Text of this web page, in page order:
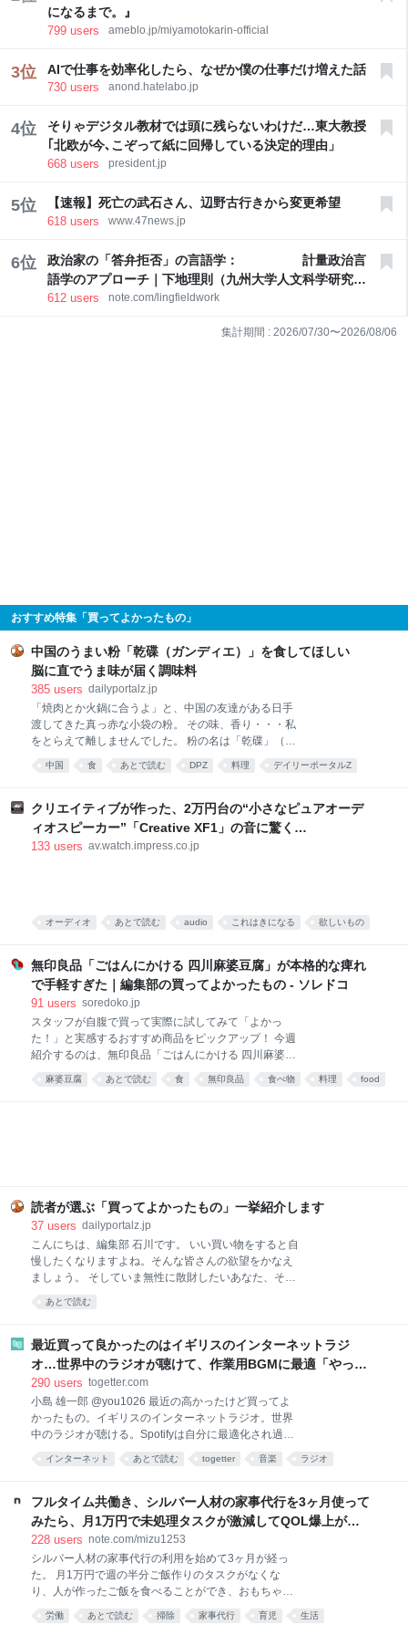
になるまで。』
799 users ameblo.jp/miyamotokarin-official
3位 AIで仕事を効率化したら、なぜか僕の仕事だけ増えた話
730 users anond.hatelabo.jp
4位
そりゃデジタル教材では頭に残らないわけだ…東大教授
｢北欧が今､こぞって紙に回帰している決定的理由」
668 users president.jp
5位 【速報】死亡の武石さん、辺野古行きから変更希望
618 users www.47news.jp
6位
政治家の「答弁拒否」の言語学： 計量政治言
語学のアプローチ｜下地理則（九州大学人文科学研究院
教授）
612 users note.com/lingfieldwork
集計期間 : 2026/07/30〜2026/08/06
おすすめ特集「買ってよかったもの」
中国のうまい粉「乾碟（ガンディエ）」を食してほしい
脳に直でうま味が届く調味料
385 users dailyportalz.jp
「焼肉とか火鍋に合うよ」と、中国の友達がある日手
渡してきた真っ赤な小袋の粉。 その味、香り・・・私
をとらえて離しませんでした。 粉の名は「乾碟」（ガ
た、脳に直でうま味が届く調味料です。 そんな乾碟を
した。 真っ赤な小袋に入った粉 大学院生のころ、中国
の東北地方から来た留学生の女の子と仲良くなりまし
た。 彼女は辛い物が大好き。「日本には辛い食べ物が
ない」と、中国のショッピングサイト「淘宝」（タオ
キャラの描かれた、真っ赤な小袋をくれました。 なん
していなか
中国 食 あとで読む DPZ 料理 デイリーポータルZ
クリエイティブが作った、2万円台の“小さなピュアオーデ
ィオスピーカー”「Creative XF1」の音に驚く
[Sponsored]
133 users av.watch.impress.co.jp
オーディオ あとで読む audio これはきになる 欲しいもの
無印良品「ごはんにかける 四川麻婆豆腐」が本格的な痺れ
で手軽すぎた｜編集部の買ってよかったもの - ソレドコ
91 users soredoko.jp
スタッフが自腹で買って実際に試してみて「よかっ
た！」と実感するおすすめ商品をピックアップ！ 今週
紹介するのは、無印良品「ごはんにかける 四川麻婆豆
本格四川の味が楽しめます。暑くて料理が億劫な日
調理するのは、面倒くさい。特に夏は外出するのも調
理するのも暑くて億劫。そんなときでも、手軽に本格
麻婆豆腐が味わえるのがこちらの商品です。 熱湯で約
4〜5分あたためて（電子レンジであたためる場合は
500Wで約2分）、ご飯にかけるだけ。初めて食べたと
きは、正
麻婆豆腐 あとで読む 食 無印良品 食べ物 料理 food
読者が選ぶ「買ってよかったもの」一挙紹介します
37 users dailyportalz.jp
こんにちは、編集部 石川です。 いい買い物をすると自
慢したくなりますよね。そんな皆さんの欲望をかなえ
ましょう。 そしていま無性に散財したいあなた、そん
主義の手先となった我々人類にもたらされる癒しのひ
もの」です。 ただいまAmazonが7/13(月)いっぱいま
で、プライムデーの大型セール中（現在は先行セー
ル）なので、琴線に触れた方はどしどしお買い求めく
ださい。 ※このページのリンクからご購入いただくと
一部収益がサイトに還元され運営費になります。あり
がとうございます！
あとで読む
最近買って良かったのはイギリスのインターネットラジ
オ…世界中のラジオが聴けて、作業用BGMに最適「やっぱ
り物理的な機械」「この質感で鎮座してくれるのがいい」
290 users togetter.com
小島 雄一郎 @you1026 最近の高かったけど買ってよ
かったもの。イギリスのインターネットラジオ。世界
中のラジオが聴ける。Spotifyは自分に最適化され過ぎ
と、その国の雰囲気とかと一緒に音楽が流れてくる。
こっちがいい。 pic.x.com/Qf4rbfrpij 2026-06-28
10:48:11
インターネット あとで読む togetter 音楽 ラジオ
フルタイム共働き、シルバー人材の家事代行を3ヶ月使って
みたら、月1万円で未処理タスクが激減してQOL爆上がり
した話。｜みず
228 users note.com/mizu1253
シルバー人材の家事代行の利用を始めて3ヶ月が経っ
た。 月1万円で週の半分ご飯作りのタスクがなくな
り、人が作ったご飯を食べることができ、おもちゃが
なくなり、トイレ掃除は頻度が半分くらいになった。
労働 あとで読む 掃除 家事代行 育児 生活